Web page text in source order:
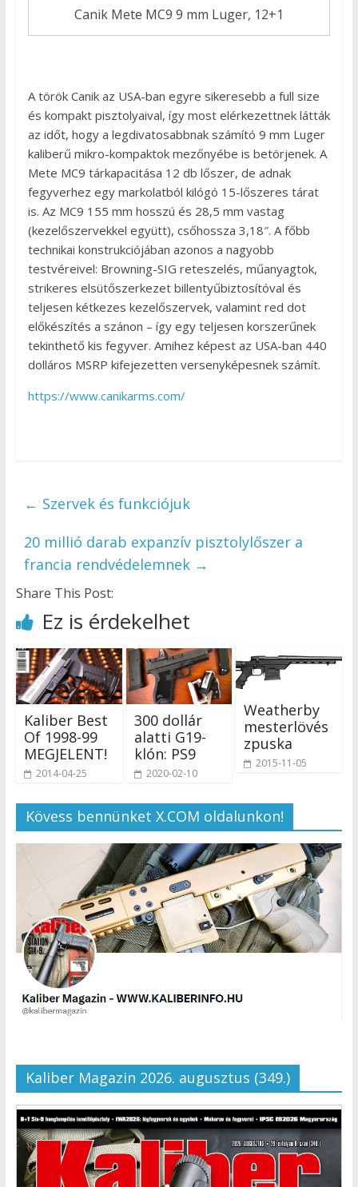
Canik Mete MC9 9 mm Luger, 12+1
A török Canik az USA-ban egyre sikeresebb a full size
és kompakt pisztolyaival, így most elérkezettnek látták
az időt, hogy a legdivatosabbnak számító 9 mm Luger
kaliberű mikro-kompaktok mezőnyébe is betörjenek. A
Mete MC9 tárkapacitása 12 db lőszer, de adnak
fegyverhez egy markolatból kilógó 15-lőszeres tárat
is. Az MC9 155 mm hosszú és 28,5 mm vastag
(kezelőszervekkel együtt), csőhossza 3,18″. A főbb
technikai konstrukciójában azonos a nagyobb
testvéreivel: Browning-SIG reteszelés, műanyagtok,
strikeres elsütőszerkezet billentyűbiztosítóval és
teljesen kétkezes kezelőszervek, valamint red dot
előkészítés a szánon – így egy teljesen korszerűnek
tekinthető kis fegyver. Amihez képest az USA-ban 440
dolláros MSRP kifejezetten versenyképesnek számít.
https://www.canikarms.com/
← Szervek és funkciójuk
20 millió darab expanzív pisztolylőszer a
francia rendvédelemnek →
Share This Post:
Ez is érdekelhet
Kaliber Best
Of 1998-99
MEGJELENT!
2014-04-25
300 dollár
alatti G19-
klón: PS9
2020-02-10
Weatherby
mesterlövés
zpuska
2015-11-05
Kövess bennünket X.COM oldalunkon!
Kaliber Magazin 2026. augusztus (349.)